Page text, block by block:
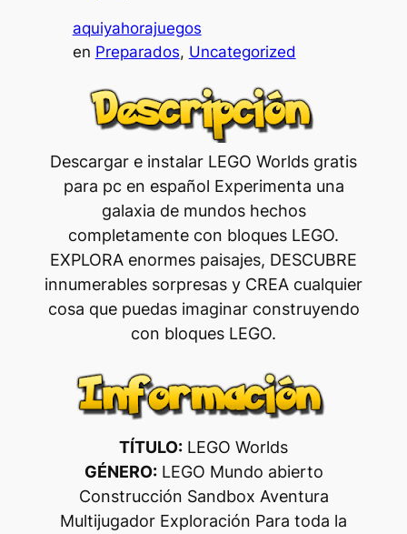
aquiyahorajuegos
en Preparados, Uncategorized
Descargar e instalar LEGO Worlds gratis
para pc en español Experimenta una
galaxia de mundos hechos
completamente con bloques LEGO.
EXPLORA enormes paisajes, DESCUBRE
innumerables sorpresas y CREA cualquier
cosa que puedas imaginar construyendo
con bloques LEGO.
TÍTULO: LEGO Worlds
GÉNERO:LEGO Mundo abierto
Construcción Sandbox Aventura
Multijugador Exploración Para toda la